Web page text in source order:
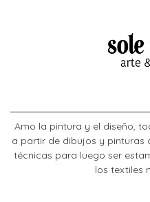
Amo la pintura y el diseño,
a partir de dibujos y pinturas
técnicas para luego ser
los textiles